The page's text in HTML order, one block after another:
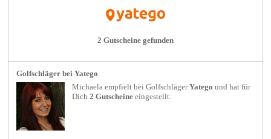
2 Gutscheine gefunden
Golfschläger bei Yatego
Michaela empfielt beiGolfschläger Yatego und hat für
Dich2 Gutscheine eingestellt.